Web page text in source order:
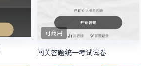
可商用
闯关答题统一考试试卷